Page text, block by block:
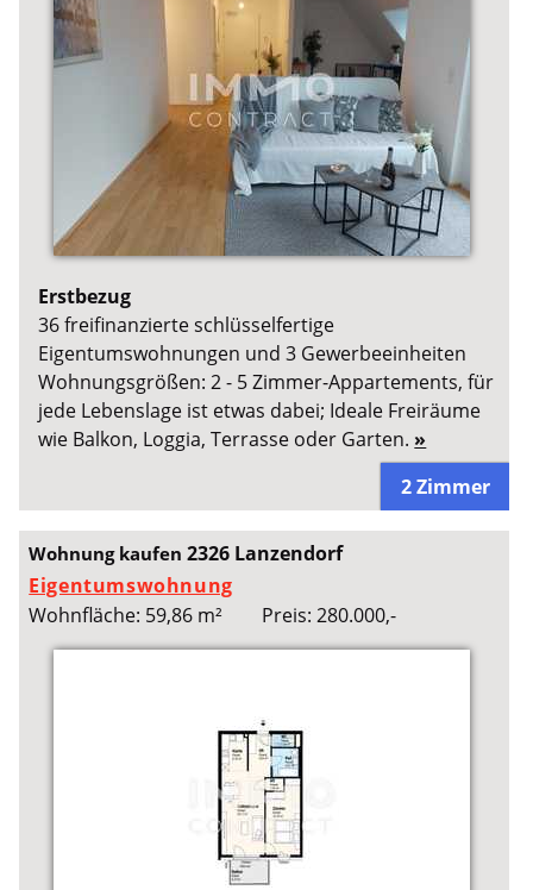
Erstbezug
36 freifinanzierte schlüsselfertige
Eigentumswohnungen und 3 Gewerbeeinheiten
Wohnungsgrößen: 2 - 5 Zimmer-Appartements, für
jede Lebenslage ist etwas dabei; Ideale Freiräume
wie Balkon, Loggia, Terrasse oder Garten. »
2 Zimmer
Wohnung kaufen2326 Lanzendorf
Eigentumswohnung
Wohnfläche: 59,86 m²
Preis: 280.000,-